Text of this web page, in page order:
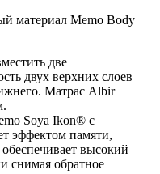
материал Memo Body
две
двух верхних слоев
Матрас Albir
Soya Ikon® с
эффектом памяти,
высокий
снимая обратное